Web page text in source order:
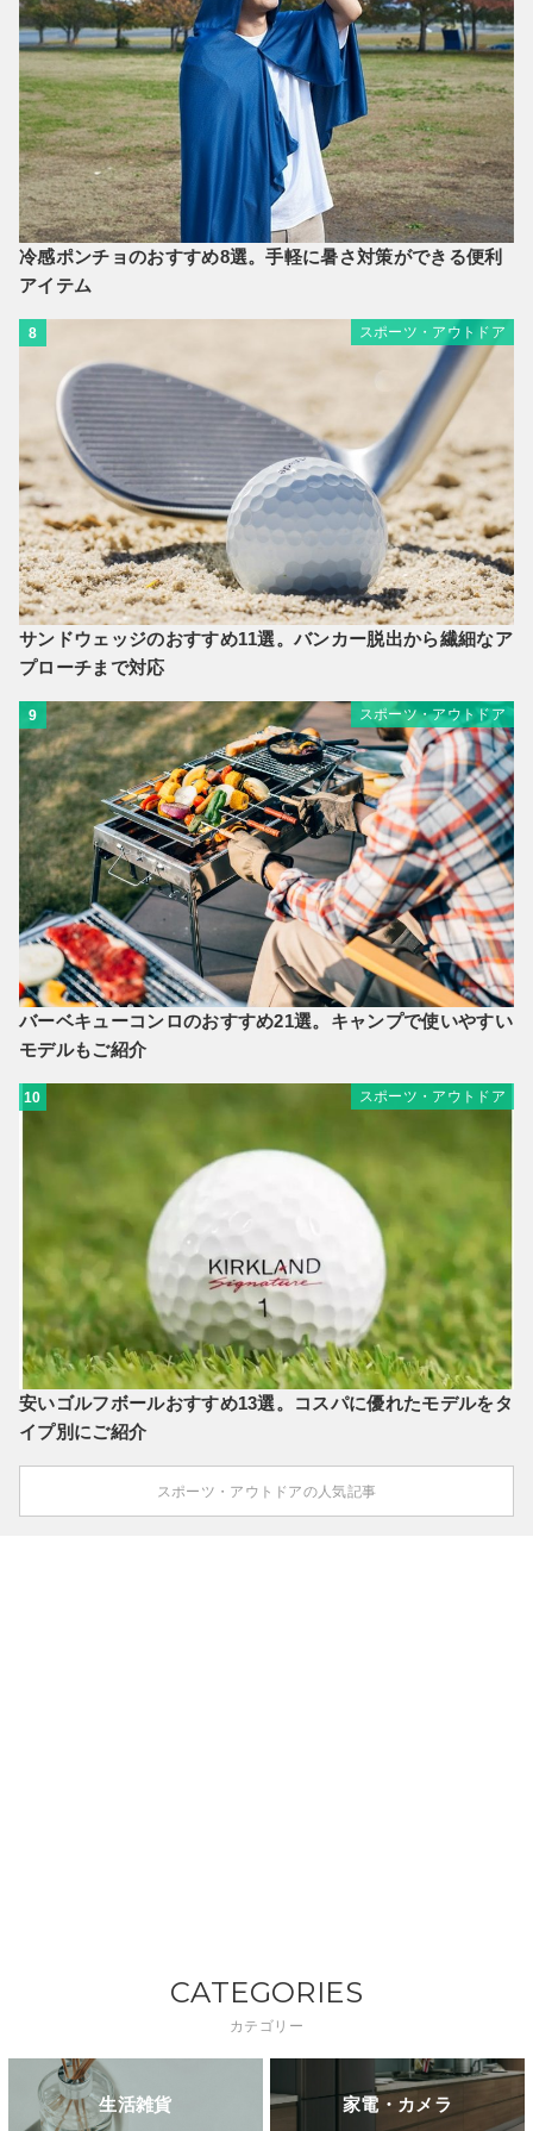
冷感ポンチョのおすすめ8選。手軽に暑さ対策ができる便利
アイテム
8 スポーツ・アウトドア
サンドウェッジのおすすめ11選。バンカー脱出から繊細なア
プローチまで対応
9 スポーツ・アウトドア
バーベキューコンロのおすすめ21選。キャンプで使いやすい
モデルもご紹介
10 スポーツ・アウトドア
安いゴルフボールおすすめ13選。コスパに優れたモデルをタ
イプ別にご紹介
スポーツ・アウトドアの人気記事
CATEGORIES
カテゴリー
生活雑貨 家電・カメラ